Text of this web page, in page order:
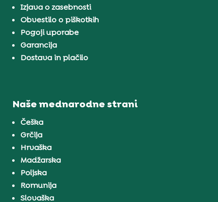
Izjava o zasebnosti
Obvestilo o piškotkih
Pogoji uporabe
Garancija
Dostava in plačilo
Naše mednarodne strani
Češka
Grčija
Hrvaška
Madžarska
Poljska
Romunija
Slovaška